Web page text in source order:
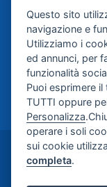
Questo sito
navigazione e
Utilizziamo i
ed annunci, per
funzionalità
Puoi esprimere
TUTTI oppure
Personalizza
operare i soli
sui cookie
completa.
©2024-2026